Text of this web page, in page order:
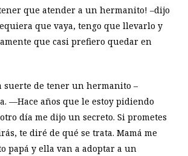
que atender a un hermanito! –dijo
que vaya, tengo que llevarlo y
que casi prefiero quedar en
de tener un hermanito –
—Hace años que le estoy pidiendo
día me dijo un secreto. Si prometes
te diré de qué se trata. Mamá me
papá y ella van a adoptar a un